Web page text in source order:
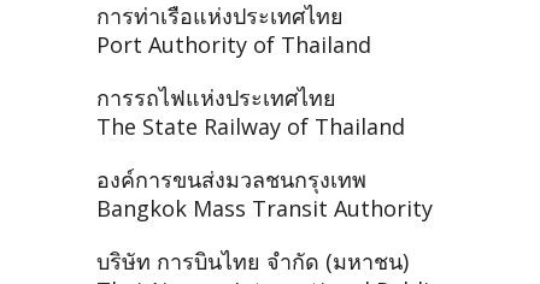
การท่าเรือแห่งประเทศไทย
Port Authority of Thailand
การรถไฟแห่งประเทศไทย
The State Railway of Thailand
องค์การขนส่งมวลชนกรุงเทพ
Bangkok Mass Transit Authority
บริษัท การบินไทย จำกัด (มหาชน)